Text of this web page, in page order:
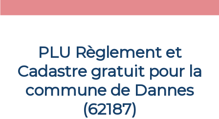
PLU Règlement et
Cadastre gratuit pour la
commune de Dannes
(62187)